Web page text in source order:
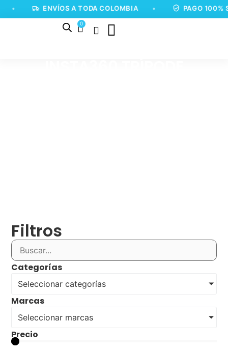
ENVÍOS A TODA COLOMBIA PAGO 100%
0
Filtros
Categorías
Seleccionar categorías
Marcas
Seleccionar marcas
Precio